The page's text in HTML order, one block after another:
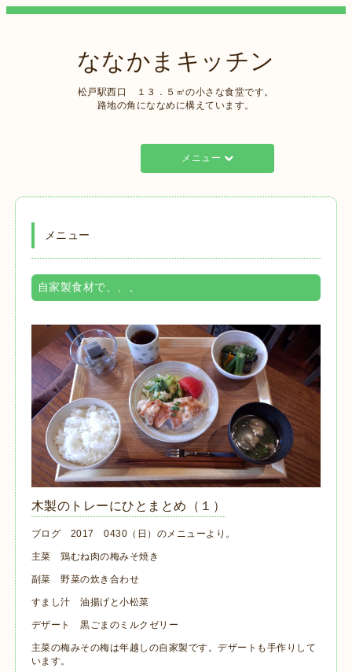
ななかまキッチン
松戸駅西口 １３．５㎡の小さな食堂です。
路地の角にななめに構えています。
メニュー
メニュー
自家製食材で、、、
木製のトレーにひとまとめ（１）
ブログ 2017 0430（日）のメニューより。
主菜 鶏むね肉の梅みそ焼き
副菜 野菜の炊き合わせ
すまし汁 油揚げと小松菜
デザート 黒ごまのミルクゼリー
主菜の梅みその梅は年越しの自家製です。デザートも手作りして
います。